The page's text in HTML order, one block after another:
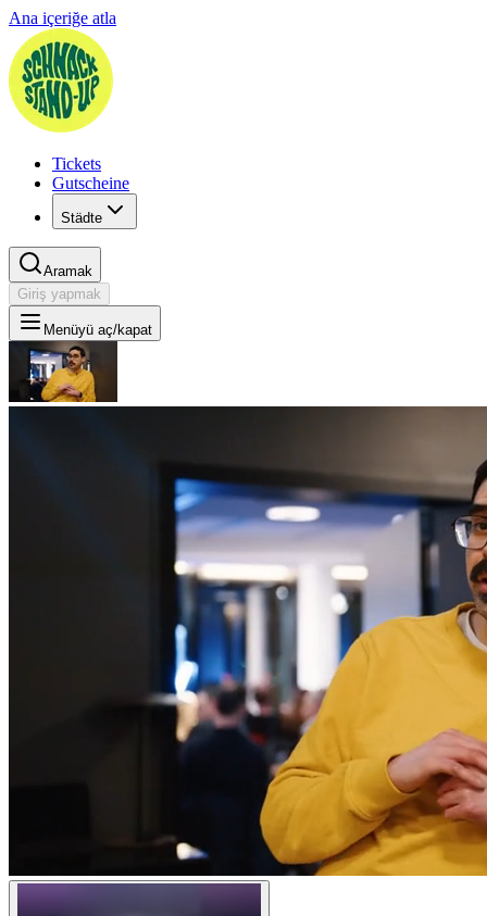
Ana içeriğe atla
Tickets
Gutscheine
Städte
Aramak
Giriş yapmak
Menüyü aç/kapat